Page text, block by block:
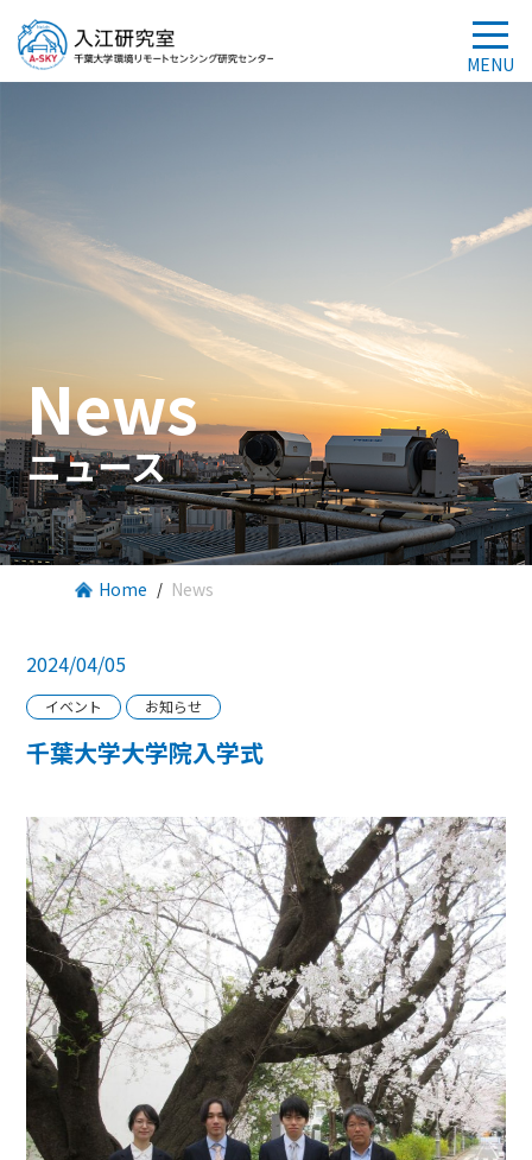
News
ニュース
Home News
2024/04/05
イベント お知らせ
千葉大学大学院入学式